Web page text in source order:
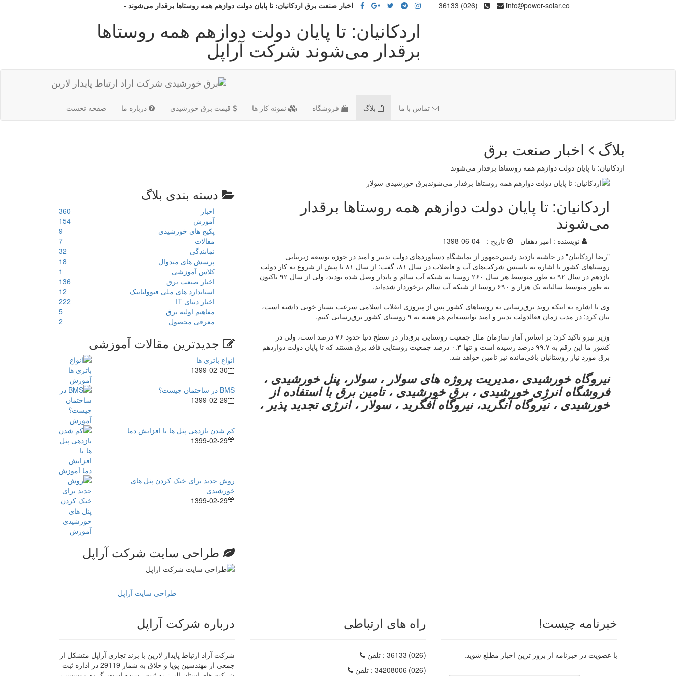
اخبار صنعت برق اردکانیان: تا پایان دولت دوازهم همه روستا‌ها برقدار می‌شوند -
اردکانیان: تا پایان دولت دوازهم همه روستا‌ها
برقدار می‌شوند شرکت آراپل
info power-solar.co
(026) 36133
صفحه نخست درباره ما قیمت برق خورشیدی نمونه کار ها فروشگاه بلاگ تماس با ما
بلاگ اخبار صنعت برق
اردکانیان: تا پایان دولت دوازهم همه روستا‌ها برقدار می‌شوند
دسته بندی بلاگ
اخبار
360
آموزش
154
پکیج های خورشیدی
9
مقالات
7
نمایندگی
32
پرسش های متدوال
18
کلاس آموزشی
1
اخبار صنعت برق
136
استاندارد های ملی فتوولتاییک
12
اخبار دنیای IT
222
مفاهیم اولیه برق
5
معرفی محصول
2
جدیدترین مقالات آموزشی
انواع باتری ها
1399-02-30
BMS در ساختمان چیست؟
1399-02-29
کم شدن بازدهی پنل ها با افزایش دما
1399-02-29
روش جدید برای خنک کردن پنل های
خورشیدی
1399-02-29
طراحی سایت شرکت آراپل
طراحی سایت آراپل
اردکانیان: تا پایان دولت دوازهم همه روستا‌ها برقدار
می‌شوند
نویسنده : امیر دهقان تاریخ :
1398-06-04
"رضا اردکانیان" در حاشیه بازدید رئیس‌جمهور از نمایشگاه دستاورد‌های دولت تدبیر و امید در حوزه توسعه زیربنایی
روستا‌های کشور با اشاره به تاسیس شرکت‌های آب و فاضلاب در سال ۸۱، گفت: از سال ۸۱ تا پیش از شروع به کار دولت
یازدهم در سال ۹۲ به طور متوسط هر سال ۲۶۰ روستا به شبکه آب سالم و پایدار وصل شده بودند، ولی از سال ۹۲ تاکنون
به طور متوسط سالیانه یک هزار و ۶۹۰ روستا از شبکه آب سالم برخوردار شده‌اند.
وی با اشاره به اینکه روند برق‌رسانی به روستا‌های کشور پس از پیروزی انقلاب اسلامی سرعت بسیار خوبی داشته است،
بیان کرد: در مدت زمان فعالدولت تدبیر و امید توانسته‌ایم هر هفته به ۹ روستای کشور برق‌رسانی کنیم.
وزیر نیرو تاکید کرد: بر اساس آمار سازمان ملل جمعیت روستایی برق‌دار در سطح دنیا حدود ۷۶ درصد است، ولی در
کشور ما این رقم به ۹۹.۷ درصد رسیده است و تنها ۰.۳ درصد جمعیت روستایی فاقد برق هستند که تا پایان دولت دوازدهم
برق مورد نیاز روستائیان باقی‌مانده نیز تامین خواهد شد.
نیروگاه خورشیدی ،مدیریت پروژه های سولار ، سولار، پنل خورشیدی ،
فروشگاه انرژِی خورشیدی ، برق خورشیدی ، تامین برق با استفاده از
خورشیدی ، نیروگاه آنگرید، نیروگاه آفگرید ، سولار ، انرژی تجدید پذیر ،
درباره شرکت آراپل
شرکت آراد ارتباط پایدار لارین با برند تجاری آراپل متشکل از
جمعی از مهندسین پویا و خلاق به شمار 29119 در اداره ثبت
راه های ارتباطی
(026) 36133
: تلفن
(026) 34208006
: تلفن
خبرنامه چیست!
با عضویت در خبرنامه از بروز ترین اخبار مطلع شوید.